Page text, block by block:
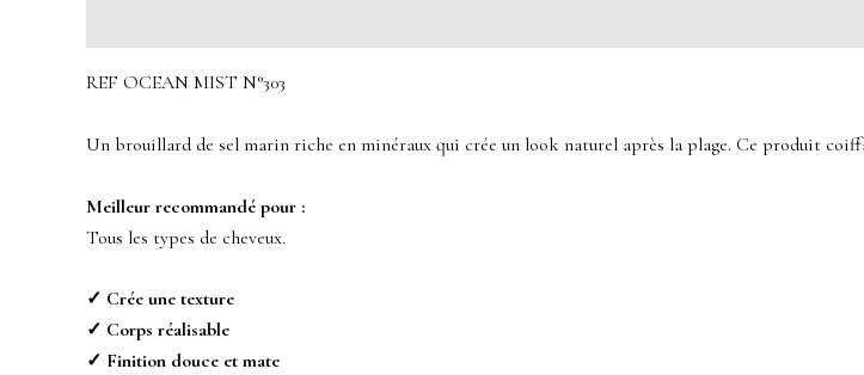
REF OCEAN MIST N°303
Un brouillard de sel marin riche en minéraux qui crée un look naturel après la plage. Ce produit
Meilleur recommandé pour :
Tous les types de cheveux.
✓ Crée une texture
✓ Corps réalisable
✓ Finition douce et mate